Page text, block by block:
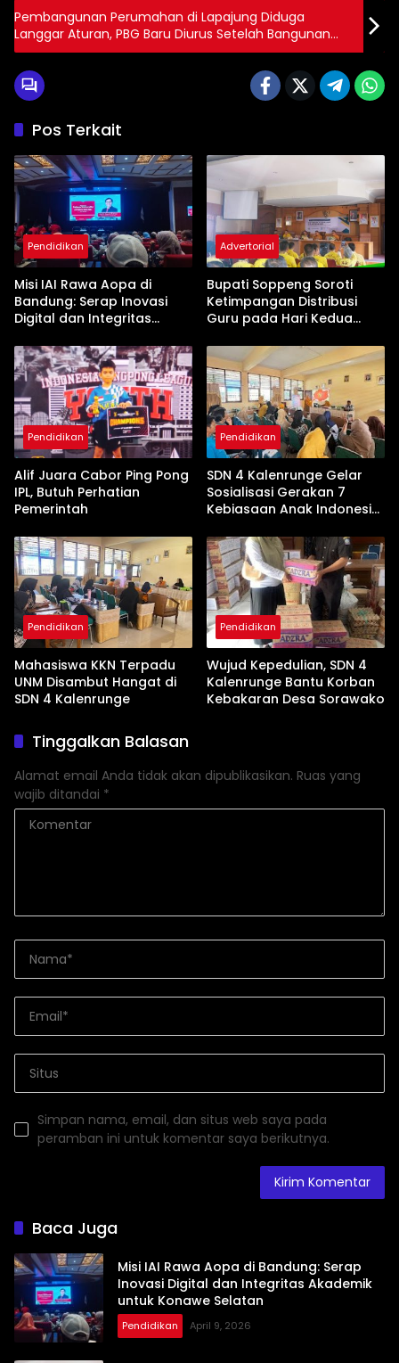
Pembangunan Perumahan di Lapajung Diduga
Langgar Aturan, PBG Baru Diurus Setelah Bangunan
Berdiri
Pos Terkait
Pendidikan
Misi IAI Rawa Aopa di
Bandung: Serap Inovasi
Digital dan Integritas
Selatan
Advertorial
Bupati Soppeng Soroti
Ketimpangan Distribusi
Guru pada Hari Kedua
Pendidikan
Alif Juara Cabor Ping Pong
IPL, Butuh Perhatian
Pemerintah
Pendidikan
SDN 4 Kalenrunge Gelar
Sosialisasi Gerakan 7
Kebiasaan Anak Indonesia
Pendidikan
Mahasiswa KKN Terpadu
UNM Disambut Hangat di
SDN 4 Kalenrunge
Pendidikan
Wujud Kepedulian, SDN 4
Kalenrunge Bantu Korban
Kebakaran Desa Sorawako
Tinggalkan Balasan
Alamat email Anda tidak akan dipublikasikan. Ruas yang
wajib ditandai *
Simpan nama, email, dan situs web saya pada
peramban ini untuk komentar saya berikutnya.
Baca Juga
Misi IAI Rawa Aopa di Bandung: Serap
Inovasi Digital dan Integritas Akademik
untuk Konawe Selatan
Pendidikan April 9, 2026